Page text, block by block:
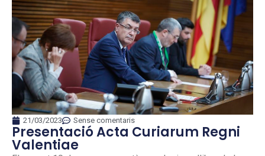
21/03/2023 Sense comentaris
Presentació Acta Curiarum Regni
Valentiae